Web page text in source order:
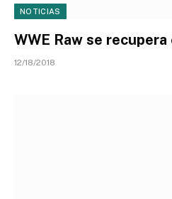
NOTICIAS
WWE Raw se
12/18/2018